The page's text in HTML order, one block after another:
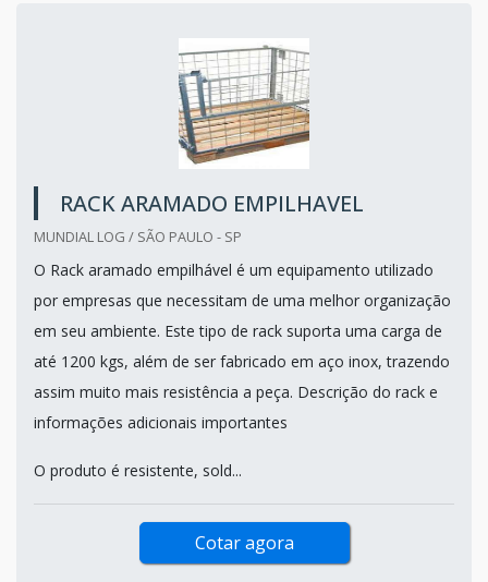
RACK ARAMADO EMPILHAVEL
MUNDIAL LOG / SÃO PAULO - SP
O Rack aramado empilhável é um equipamento utilizado
por empresas que necessitam de uma melhor organização
em seu ambiente. Este tipo de rack suporta uma carga de
até 1200 kgs, além de ser fabricado em aço inox, trazendo
assim muito mais resistência a peça. Descrição do rack e
informações adicionais importantes
O produto é resistente, sold...
Cotar agora